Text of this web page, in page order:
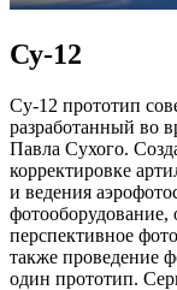
Су-12
Су-12 прототип
разработанный во
Павла Сухого.
корректировке
и ведения
перспективное
также проведение
один прототип.